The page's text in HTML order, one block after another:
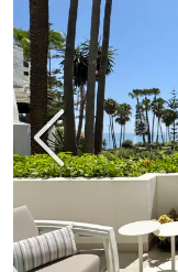
Vorherige